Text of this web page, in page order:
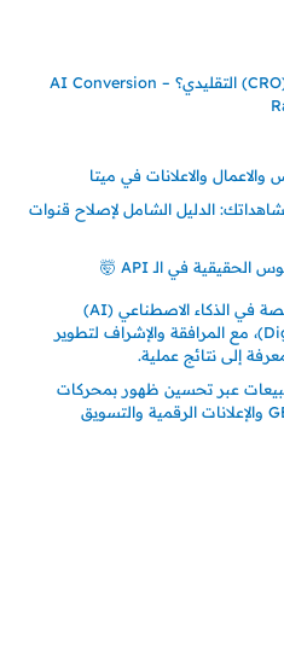
لماذا يفشل تحسين معدل التحويل (CRO) التقليدي؟ – AI Conversion
والاعلانات في ميتا
الدليل الشامل لإصلاح قنوات
🎓 تدريب عملي واستشارات متخصصة في الذكاء الاصطناعي (AI)
والتسويق الرقمي (Digital Marketing)، مع المرافقة والإشراف لتطوير
إلى نتائج عملية.
عبر تحسين ظهور بمحركات
الذكاء الاصطناعي وجوجل SEO وGEO والإعلانات الرقمية والتسويق